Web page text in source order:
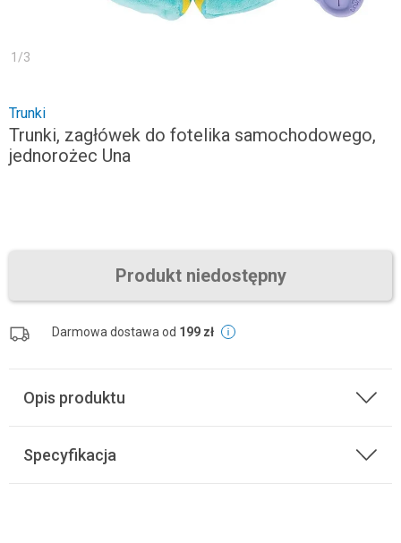
1 /3
Trunki
Trunki, zagłówek do fotelika samochodowego,
jednorożec Una
Produkt niedostępny
Darmowa dostawa od 199 zł
Opis produktu
Specyfikacja